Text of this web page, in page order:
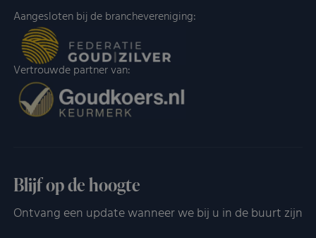
Aangesloten bij de branchevereniging:
Vertrouwde partner van:
Blijf op de hoogte
Ontvang een update wanneer we bij u in de buurt zijn